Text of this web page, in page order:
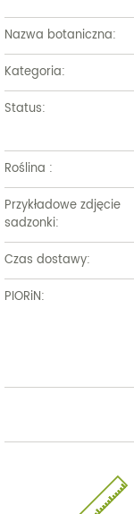
Nazwa botaniczna:
Kategoria:
Status:
Roślina :
Przykładowe zdjęcie
sadzonki:
Czas dostawy:
PIORiN: